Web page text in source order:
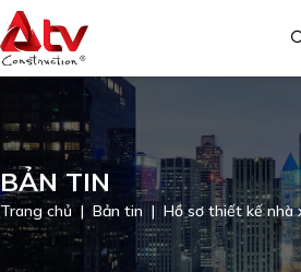
BẢN TIN
Trang chủ Bản tin Hồ sơ thiết kế nhà